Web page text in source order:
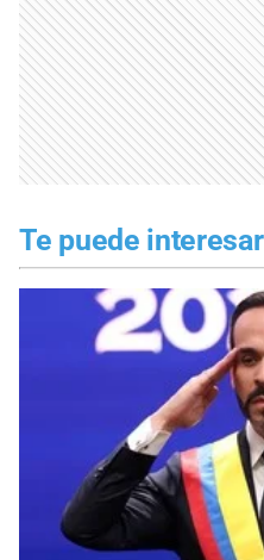
Te puede interesar